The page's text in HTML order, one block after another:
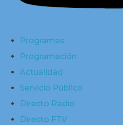
Programas
Programación
Actualidad
Servicio Público
Directo Radio
Directo FTV